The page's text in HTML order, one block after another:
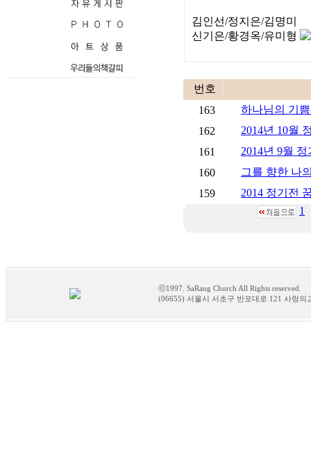
김인선/정지은/김명미
신기은/황경옥/유미형
번호
163
하나님의 기
162
2014년 10월
161
2014년 9월
160
그를 향한 나
159
2014 정기전
1
ⓒ1997. SaRang Church All Rights reserved.
(06655) 서울시 서초구 반포대로 121 사랑